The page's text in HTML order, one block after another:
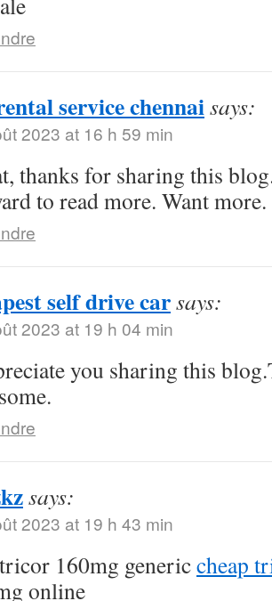
service chennaisays:
2023 at 16 h 59 min
thanks for sharing this
to read more. Want more.
self drive carsays:
2023 at 19 h 04 min
you sharing this
says:
2023 at 19 h 43 min
160mg genericcheap
online